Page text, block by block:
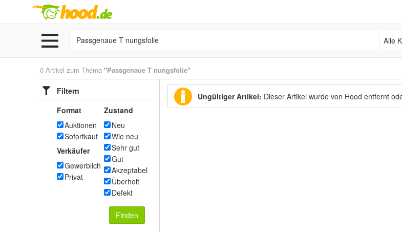
Alle
0 Artikel zum Thema "Passgenaue T nungsfolie"
Filtern
Format
Auktionen
Sofortkauf
Verkäufer
Gewerblich
Privat
Zustand
Neu
Wie neu
Sehr gut
Gut
Akzeptabel
Überholt
Defekt
Finden
Ungültiger Artikel: Dieser Artikel wurde von Hood entfernt